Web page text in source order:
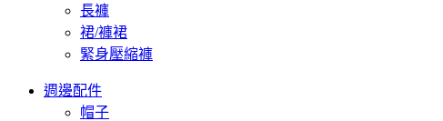
長褲
裙/褲裙
緊身壓縮褲
週邊配件
帽子